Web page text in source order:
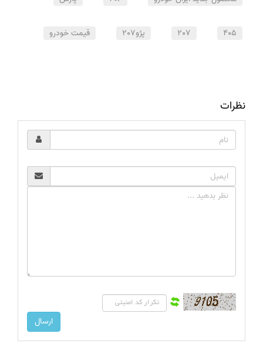
405
207 پژو207 قیمت خودرو
نظرات